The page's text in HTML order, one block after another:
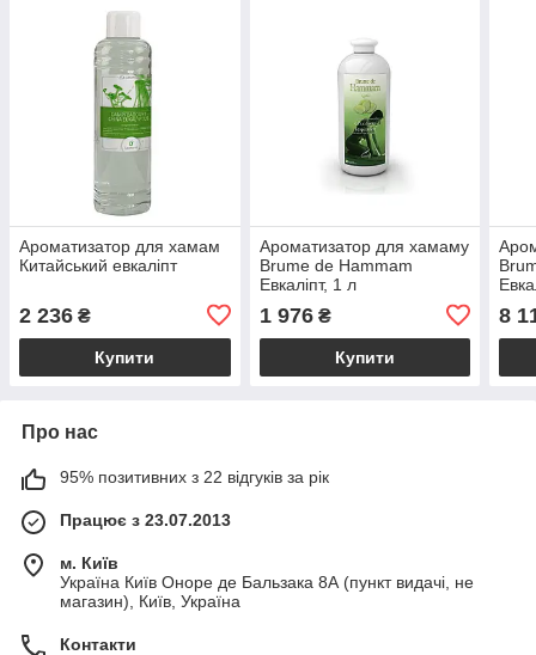
Ароматизатор для хамам
Китайський евкаліпт
2 236 ₴
Купити
Ароматизатор для хамаму
Brume de Hammam
Евкаліпт, 1 л
1 976₴
Купити
8
Про нас
95% позитивних з 22 відгуків за рік
Працює з 23.07.2013
м. Київ
Україна Київ Оноре де Бальзака 8А (пункт видачі, не
магазин), Київ, Україна
Контакти